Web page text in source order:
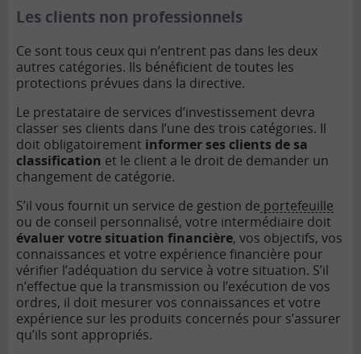
Les clients non professionnels
Ce sont tous ceux qui n’entrent pas dans les deux
autres catégories. Ils bénéficient de toutes les
protections prévues dans la directive.
Le prestataire de services d’investissement devra
classer ses clients dans l’une des trois catégories. Il
doit obligatoirement informer ses clients de sa
classification et le client a le droit de demander un
changement de catégorie.
S’il vous fournit un service de gestion de portefeuille
ou de conseil personnalisé, votre intermédiaire doit
évaluer votre situation financière, vos objectifs, vos
connaissances et votre expérience financière pour
vérifier l’adéquation du service à votre situation. S’il
n’effectue que la transmission ou l’exécution de vos
ordres, il doit mesurer vos connaissances et votre
expérience sur les produits concernés pour s’assurer
qu’ils sont appropriés.